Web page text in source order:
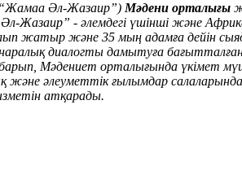
Әл-Жазаир”)Мәдени орталығы
- әлемдегі үшінші және
жатыр және 35 мың адамға дейін
диалогты дамытуға
Мәдениет орталығында үкімет
және әлеуметтік ғылымдар
атқарады.